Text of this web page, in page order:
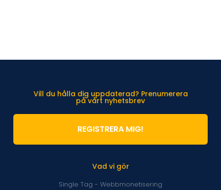
Vad vi gör
Single Tag - Webbmonetisering
Vill du hålla dig uppdaterad? Prenumerera
på vårt nyhetsbrev
REGISTRERA MIG!